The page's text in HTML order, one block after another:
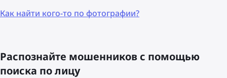
Как найти кого-то по фотографии?
Распознайте мошенников с помощью
поиска по лицу